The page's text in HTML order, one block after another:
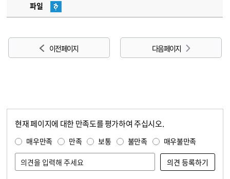
파일
이전 페이지 다음 페이지
현재 페이지에 대한 만족도를 평가하여 주십시오.
매우만족 만족 보통 불만족 매우불만족